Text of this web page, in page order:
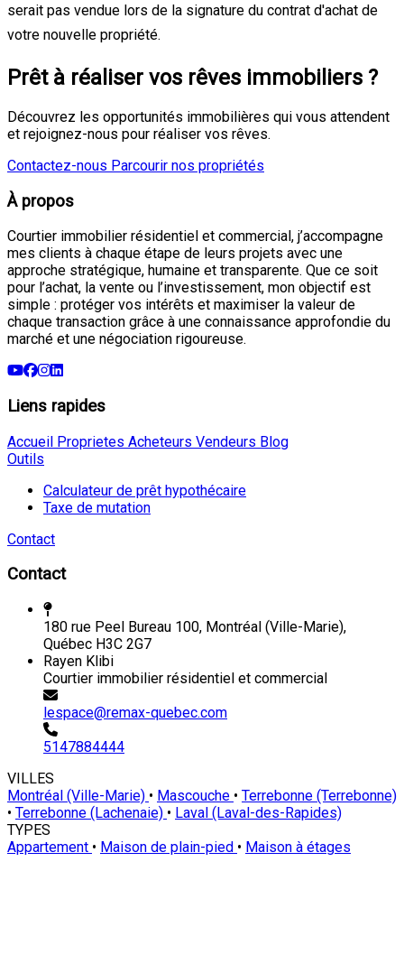
serait pas vendue lors de la signature du contrat d'achat de
votre nouvelle propriété.
Prêt à réaliser vos rêves immobiliers ?
Découvrez les opportunités immobilières qui vous attendent
et rejoignez-nous pour réaliser vos rêves.
Contactez-nous Parcourir nos propriétés
À propos
Courtier immobilier résidentiel et commercial, j’accompagne
mes clients à chaque étape de leurs projets avec une
approche stratégique, humaine et transparente. Que ce soit
pour l’achat, la vente ou l’investissement, mon objectif est
simple : protéger vos intérêts et maximiser la valeur de
chaque transaction grâce à une connaissance approfondie du
marché et une négociation rigoureuse.
Liens rapides
Accueil Proprietes Acheteurs Vendeurs Blog
Outils
Calculateur de prêt hypothécaire
Taxe de mutation
Contact
Contact
180 rue Peel Bureau 100, Montréal (Ville-Marie),
Québec H3C 2G7
Rayen Klibi
Courtier immobilier résidentiel et commercial
lespace@remax-quebec.com
5147884444
VILLES
Montréal (Ville-Marie) • Mascouche • Terrebonne (Terrebonne)
• Terrebonne (Lachenaie) • Laval (Laval-des-Rapides)
TYPES
Appartement • Maison de plain-pied • Maison à étages